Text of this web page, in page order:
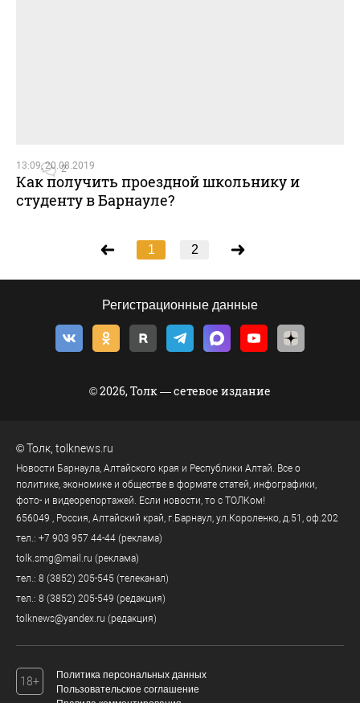
13:09, 20.08.2019
2
Как получить проездной школьнику и
студенту в Барнауле?
1 2
Регистрационные данные
© 2026, Толк — сетевое издание
©Толк tolknews.ru
Новости Барнаула, Алтайского края и Республики Алтай. Все о
политике, экономике и обществе в формате статей, инфографики,
фото- и видеорепортажей. Если новости, то с ТОЛКом!
656049
, Россия, Алтайский край, г. Барнаул ул.Короленко, д.51, оф.202
тел.: +7 903 957 44-44 (реклама)
tolk.smg@mail.ru (реклама)
тел.: 8 (3852) 205-545 (телеканал)
тел.: 8 (3852) 205-549 (редакция)
tolknews@yandex.ru (редакция)
18+
Политика персональных данных
Пользовательское соглашение